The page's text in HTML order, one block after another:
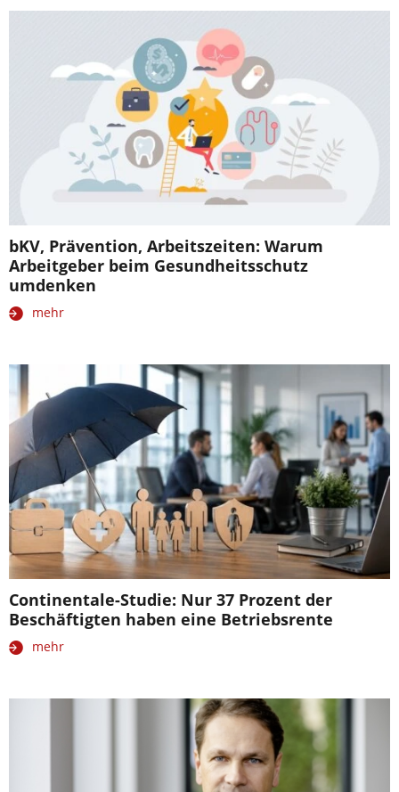
bKV, Prävention, Arbeitszeiten: Warum
Arbeitgeber beim Gesundheitsschutz
umdenken
mehr
Continentale-Studie: Nur 37 Prozent der
Beschäftigten haben eine Betriebsrente
mehr